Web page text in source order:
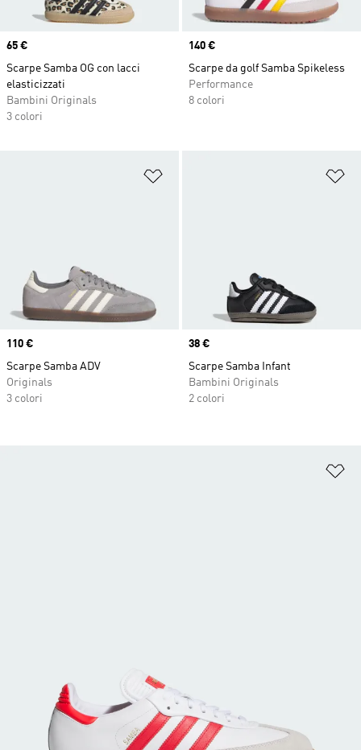
Price
65 €
Scarpe Samba OG con lacci
elasticizzati
Bambini Originals
3 colori
Price
140 €
Scarpe da golf Samba Spikeless
Performance
8 colori
Aggiungi alla lista dei desideri
Price
110 €
Scarpe Samba ADV
Originals
3 colori
Price
38 €
Scarpe Samba Infant
Bambini Originals
2 colori